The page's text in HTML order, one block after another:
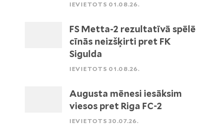
IEVIETOTS 01.08.26.
FS Metta-2 rezultatīvā spēlē
cīnās neizšķirti pret FK
Sigulda
IEVIETOTS 01.08.26.
Augusta mēnesi iesāksim
viesos pret Riga FC-2
IEVIETOTS 30.07.26.